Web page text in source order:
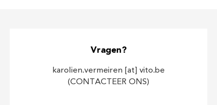
Vragen?
karolien.vermeiren [at] vito.be
(CONTACTEER ONS)